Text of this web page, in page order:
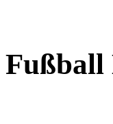
Fußball